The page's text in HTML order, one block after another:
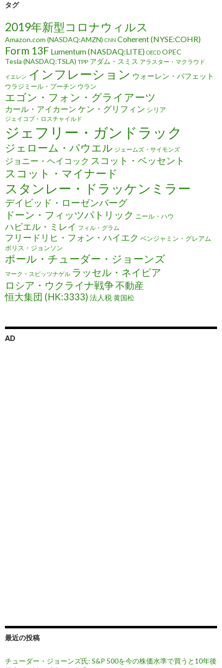
タグ
2019年新型コロナウィルス
Amazon.com (NASDAQ:AMZN) CNN Coherent (NYSE:COHR)
Form 13F Lumentum (NASDAQ:LITE) OECD OPEC
Tesla (NASDAQ:TSLA) TPP アダム・スミス アラスター・マクラウド
イエレン インフレーション ウォーレン・バフェット
ウラジミール・プーチン ウラン
エゴン・フォン・グライアーツ
カール・アイカーン ケン・グリフィン シリア
ジェイコブ・ロスチャイルド
ジェフリー・ガンドラック
ジェローム・パウエル ジェームズ・サイモンズ
ジョニー・ヘイコック スコット・ベッセント
スコット・マイナード
スタンレー・ドラッケンミラー
デイビッド・ローゼンバーグ
ドーン・フィッツパトリック ニール・ハウ
ハビエル・ミレイ フィル・グラム
フリードリヒ・フォン・ハイエク ベンジャミン・グレアム
ボリス・ジョンソン
ポール・チューダー・ジョーンズ
マーク・スピッツナゲル ラッセル・ネイピア
ロシア・ウクライナ戦争不動産
恒大集団 (HK:3333) 法人税黄国松
AD
最近の投稿
チューダー・ジョーンズ氏: S&P 500を今の株価水準で買うと10年後